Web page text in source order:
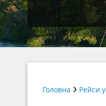
Головна Рейси